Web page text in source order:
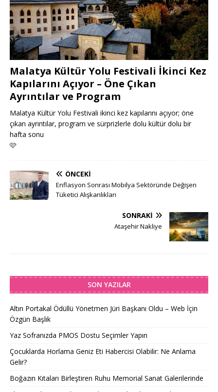
Malatya Kültür Yolu Festivali İkinci Kez
Kapılarını Açıyor – Öne Çıkan
Ayrıntılar ve Program
Malatya Kültür Yolu Festivali ikinci kez kapılarını açıyor; öne
çıkan ayrıntılar, program ve sürprizlerle dolu kültür dolu bir
hafta sonu
🩷
ÖNCEKI
Enflasyon Sonrası Mobilya Sektöründe Değişen
Tüketici Alışkanlıkları
SONRAKI
Ataşehir Nakliye
SON YAZILAR
Altın Portakal Ödüllü Yönetmen Jüri Başkanı Oldu – Web İçin
Özgün Başlık
Yaz Sofranızda PMOS Dostu Seçimler Yapın
Çocuklarda Horlama Geniz Eti Habercisi Olabilir: Ne Anlama
Gelir?
Boğazın Kıtaları Birleştiren Ruhu Memorial Sanat Galerilerinde